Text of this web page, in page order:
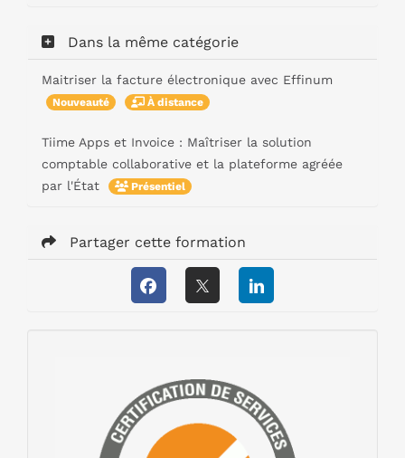
Dans la même catégorie
Maitriser la facture électronique avec Effinum
Nouveauté À distance
Tiime Apps et Invoice : Maîtriser la solution
comptable collaborative et la plateforme agréée
par l'État
Présentiel
Partager cette formation